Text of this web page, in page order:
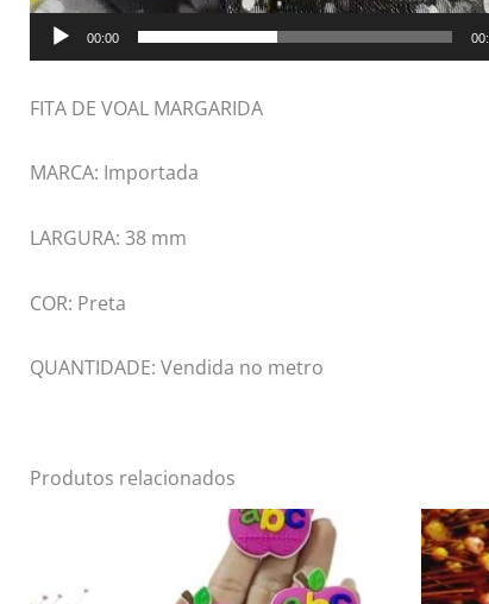
00:00
FITA DE VOAL MARGARIDA
MARCA: Importada
LARGURA: 38 mm
COR: Preta
QUANTIDADE: Vendida no metro
Produtos relacionados